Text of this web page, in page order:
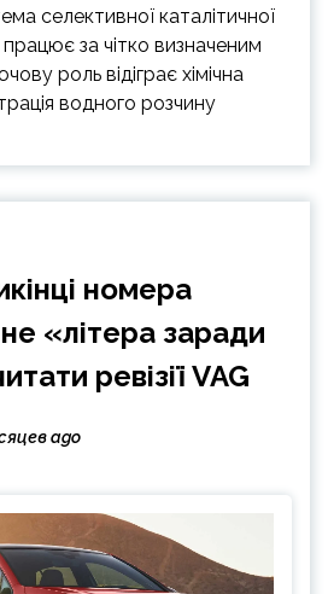
селективної каталітичної
працює за чітко визначеним
роль відіграє хімічна
водного розчину
номера
«літера заради
ревізії VAG
ago